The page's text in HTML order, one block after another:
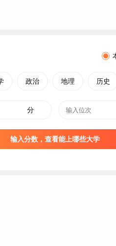
政治 地理 历史
分
输入分数，查看能上哪些大学